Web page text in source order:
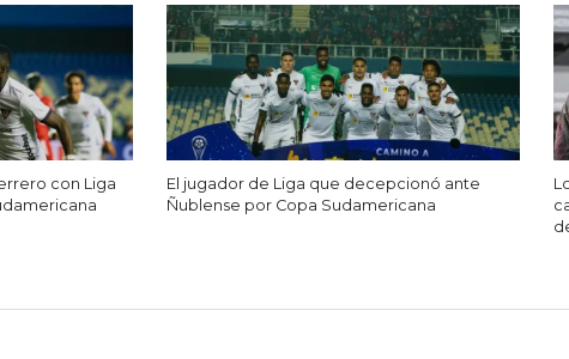
con Liga
El jugador de Liga que decepcionó ante
Ñublense por Copa Sudamericana